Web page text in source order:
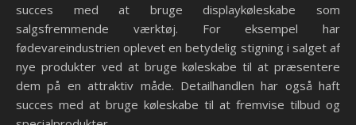
succes med at bruge displaykøleskabe som
salgsfremmende værktøj. For eksempel har
fødevareindustrien oplevet en betydelig stigning i salget af
nye produkter ved at bruge køleskabe til at præsentere
dem på en attraktiv måde. Detailhandlen har også haft
succes med at bruge køleskabe til at fremvise tilbud og